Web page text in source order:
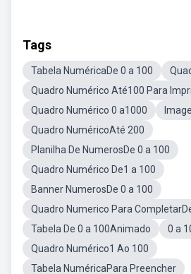
Tags
Tabela NuméricaDe 0 a 100
Quadro Numérico Até100 Para
Quadro Numérico 0 a1000
Quadro NuméricoAté 200
Planilha De NumerosDe 0 a 100
Quadro Numérico De1 a 100
Banner NumerosDe 0 a 100
Quadro Numerico Para
Tabela De 0 a 100Animado
0 a
Quadro Numérico1 Ao 100
Tabela NuméricaPara Preencher